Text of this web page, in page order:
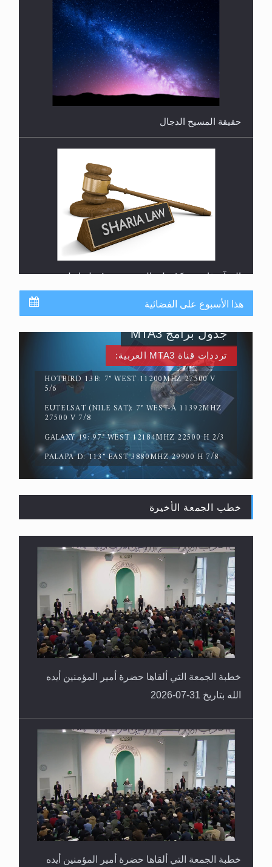
هل من الصحيح أن ديّة المرأة المقتولة تساوي نصف ديّة
الرجل المقتول؟
حقيقة المسيح الدجال
القرآن قاضٍ وحكمٌ على السنة ومهيمنٌ عليها.. ليس
لا ناسخ ولا منسوخ في القرآن الكريم
المفهوم الحقيقي للجهاد الإسلامي..
هذا الأسبوع على الفضائية
ترددات قناة MTA3 العربية:
HOTBIRD 13B: 7° WEST 11200MHZ 27500 V
5/6
EUTELSAT (NILE SAT): 7° WEST-A 11392MHZ
27500 V 7/8
GALAXY 19: 97° WEST 12184MHZ 22500 H 2/3
PALAPA D: 113° EAST 3880MHZ 29900 H 7/8
جدول برامج MTA3
خطب الجمعة الأخيرة
خطبة الجمعة التي ألقاها حضرة أمير المؤمنين أيده
الله بتاريخ 31-07-2026
خطبة الجمعة التي ألقاها حضرة أمير المؤمنين أيده